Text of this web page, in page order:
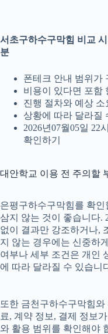
서초구하수구막힘 비교
분
폰테크 안내 범위가
비용이 있다면 포함
진행 절차와 예상 소
상황에 따라 달라질
2026년07월05일 22
확인하기
대안학교 이용 전 주의할
은평구하수구막힘를 확
삼지 않는 것이 좋습니다.
없이 결과만 강조하거나,
지 않는 경우에는 신중하
여부나 세부 조건은 개인
에 따라 달라질 수 있습니
또한 금천구하수구막힘
료, 계약 정보, 결제 정보
와 활용 범위를 확인해야